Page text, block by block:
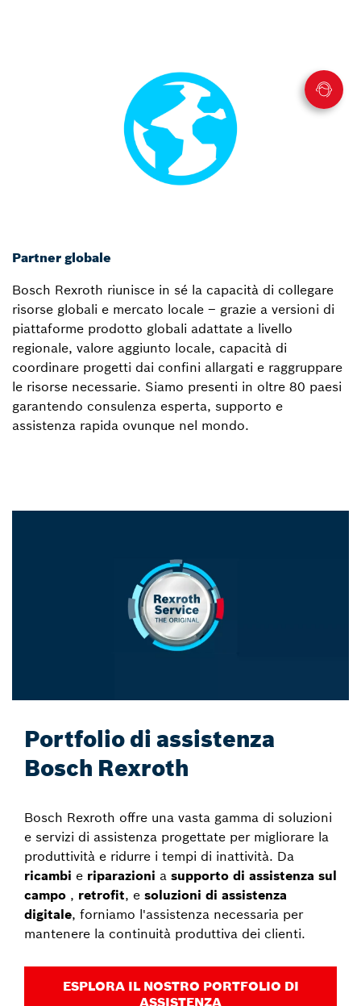
Partner globale
Bosch Rexroth riunisce in sé la capacità di collegare
risorse globali e mercato locale – grazie a versioni di
piattaforme prodotto globali adattate a livello
regionale, valore aggiunto locale, capacità di
coordinare progetti dai confini allargati e raggruppare
le risorse necessarie. Siamo presenti in oltre 80 paesi
garantendo consulenza esperta, supporto e
assistenza rapida ovunque nel mondo.
Portfolio di assistenza
Bosch Rexroth
Bosch Rexroth offre una vasta gamma di soluzioni
e servizi di assistenza progettate per migliorare la
produttività e ridurre i tempi di inattività. Da
ricambi e riparazioni a supporto di assistenza sul
campo , retrofit, e soluzioni di assistenza
digitale, forniamo l'assistenza necessaria per
mantenere la continuità produttiva dei clienti.
ESPLORA IL NOSTRO PORTFOLIO DI
ASSISTENZA